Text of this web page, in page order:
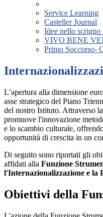
Service Learning
Casteller Journal
Idee nello
VIVO BENE
Primo Soccorso-
L’apertura alla dimensione
asse strategico del Piano
del nostro Istituto. Attraverso
promuove l'innovazione
e lo scambio culturale,
opportunità di crescita in un
Di seguito sono riportati gli
affidati alla Funzione
l'Internazionalizzazione e la
Obiettivi della